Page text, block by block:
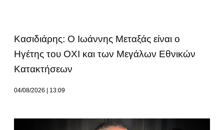
Κασιδιάρης: Ο Ιωάννης Μεταξάς είναι ο
Ηγέτης του ΟΧΙ και των Μεγάλων Εθνικών
Κατακτήσεων
04/08/2026 13:09